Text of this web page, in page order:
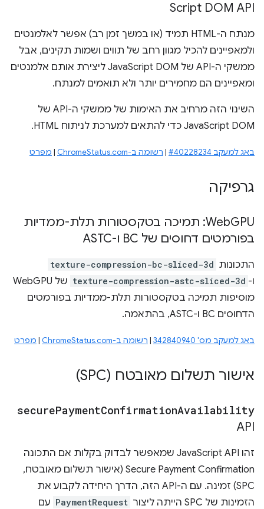
Script DOM API
מנתח ה-HTML תמיד (או במשך זמן רב) אפשר לאלמנטים
ולמאפיינים להכיל מגוון רחב של תווים ושמות תקינים, אבל
ממשקי ה-API של JavaScript DOM ליצירת אותם אלמנטים
ומאפיינים הם מחמירים יותר ולא תואמים למנתח.
השינוי הזה מרחיב את האימות של ממשקי ה-API של
JavaScript DOM כדי להתאים למערכת לניתוח HTML.
באג למעקב #40228234 | רשומה ב-ChromeStatus.com | מפרט
גרפיקה
‫WebGPU: תמיכה בטקסטורות תלת-ממדיות
בפורמטים דחוסים של BC ו-ASTC
התכונות texture-compression-bc-sliced-3d
ו- texture-compression-astc-sliced-3d
של WebGPU
מוסיפות תמיכה בטקסטורות תלת-ממדיות בפורמטים
הדחוסים BC ו-ASTC, בהתאמה.
באג למעקב מס' 342840940 | רשומה ב-ChromeStatus.com | מפרט
אישור תשלום מאובטח (SPC)
securePaymentConfirmationAvailability
API
זהו JavaScript API שמאפשר לבדוק בקלות אם התכונה
Secure Payment Confirmation (אישור תשלום מאובטח,
SPC) זמינה. עם ה-API הזה, הדרך היחידה לקבוע את
הזמינות של SPC הייתה ליצור
PaymentRequest עם